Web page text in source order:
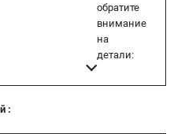
обратите
внимание
на
детали:
: